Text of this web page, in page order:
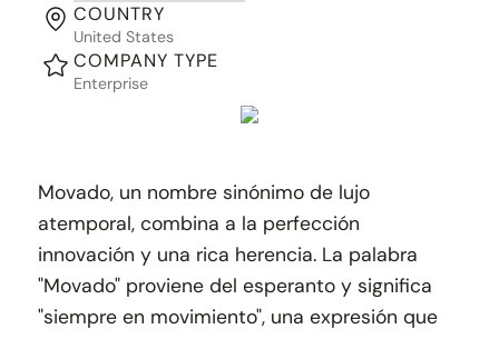
COUNTRY
United States
COMPANY TYPE
Enterprise
Movado, un nombre sinónimo de lujo
atemporal, combina a la perfección
innovación y una rica herencia. La palabra
"Movado" proviene del esperanto y significa
"siempre en movimiento", una expresión que